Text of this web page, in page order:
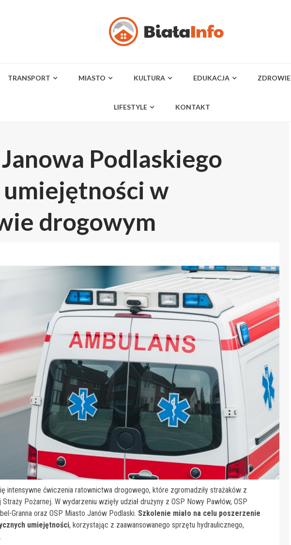
TRANSPORT MIASTO KULTURA EDUKACJA ZDROWIE
LIFESTYLE KONTAKT
Podlaskiego
w
drogowym
intensywne ćwiczenia ratownictwa drogowego, które zgromadziły strażaków z
Pożarnej. W wydarzeniu wzięły udział drużyny z OSP Nowy Pawłów, OSP
Granna oraz OSP Miasto Janów Podlaski. Szkolenie miało na celu poszerzenie
umiejętności, korzystając z zaawansowanego sprzętu hydraulicznego,